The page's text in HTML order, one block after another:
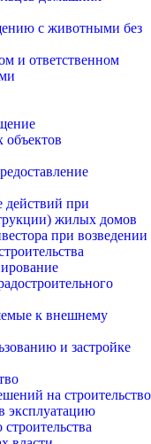
с животными без
и ответственном
объектов
при
жилых домов
при возведении
к внешнему
и застройке
на строительство
эксплуатацию